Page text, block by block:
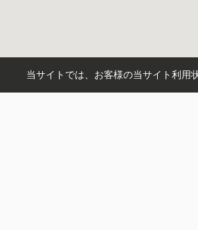
当サイトでは、お客様の当サイト利用